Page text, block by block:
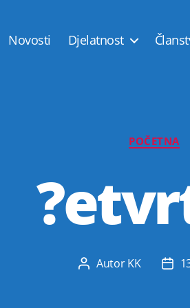
Novosti Djelatnost
POČETNA
AutorAutorKK